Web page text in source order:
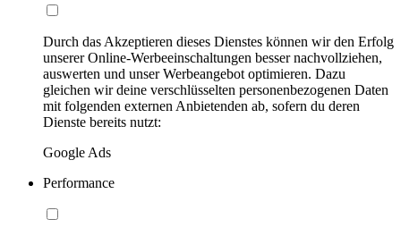
Durch das Akzeptieren dieses Dienstes können wir den Erfolg
unserer Online-Werbeeinschaltungen besser nachvollziehen,
auswerten und unser Werbeangebot optimieren. Dazu
gleichen wir deine verschlüsselten personenbezogenen Daten
mit folgenden externen Anbietenden ab, sofern du deren
Dienste bereits nutzt:
Google Ads
Performance